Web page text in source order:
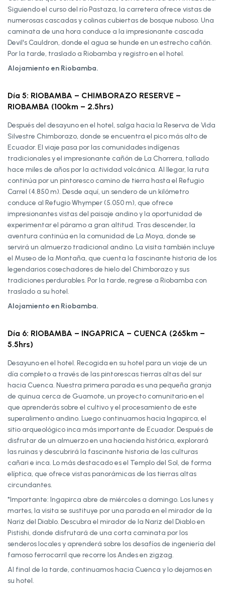
Siguiendo el curso del río Pastaza, la carretera ofrece vistas de
numerosas cascadas y colinas cubiertas de bosque nuboso. Una
caminata de una hora conduce a la impresionante cascada
Devil's Cauldron, donde el agua se hunde en un estrecho cañón.
Por la tarde, traslado a Riobamba y registro en el hotel.
Alojamiento en Riobamba.
Día 5: RIOBAMBA – CHIMBORAZO RESERVE –
RIOBAMBA (100km – 2.5hrs)
Después del desayuno en el hotel, salga hacia la Reserva de Vida
Silvestre Chimborazo, donde se encuentra el pico más alto de
Ecuador. El viaje pasa por las comunidades indígenas
tradicionales y el impresionante cañón de La Chorrera, tallado
hace miles de años por la actividad volcánica. Al llegar, la ruta
continúa por un pintoresco camino de tierra hasta el Refugio
Carrel (4.850 m). Desde aquí, un sendero de un kilómetro
conduce al Refugio Whymper (5.050 m), que ofrece
impresionantes vistas del paisaje andino y la oportunidad de
experimentar el páramo a gran altitud. Tras descender, la
aventura continúa en la comunidad de La Moya, donde se
servirá un almuerzo tradicional andino. La visita también incluye
el Museo de la Montaña, que cuenta la fascinante historia de los
legendarios cosechadores de hielo del Chimborazo y sus
tradiciones perdurables. Por la tarde, regrese a Riobamba con
traslado a su hotel.
Alojamiento en Riobamba.
Día 6: RIOBAMBA – INGAPRICA – CUENCA (265km –
5.5hrs)
Desayuno en el hotel. Recogida en su hotel para un viaje de un
día completo a través de las pintorescas tierras altas del sur
hacia Cuenca. Nuestra primera parada es una pequeña granja
de quinua cerca de Guamote, un proyecto comunitario en el
que aprenderás sobre el cultivo y el procesamiento de este
superalimento andino. Luego continuamos hacia Ingapirca, el
sitio arqueológico inca más importante de Ecuador. Después de
disfrutar de un almuerzo en una hacienda histórica, explorará
las ruinas y descubrirá la fascinante historia de las culturas
cañari e inca. Lo más destacado es el Templo del Sol, de forma
elíptica, que ofrece vistas panorámicas de las tierras altas
circundantes.
*Importante: Ingapirca abre de miércoles a domingo. Los lunes y
martes, la visita se sustituye por una parada en el mirador de la
Nariz del Diablo. Descubra el mirador de la Nariz del Diablo en
Pistishi, donde disfrutará de una corta caminata por los
senderos locales y aprenderá sobre los desafíos de ingeniería del
famoso ferrocarril que recorre los Andes en zigzag.
Al final de la tarde, continuamos hacia Cuenca y lo dejamos en
su hotel.